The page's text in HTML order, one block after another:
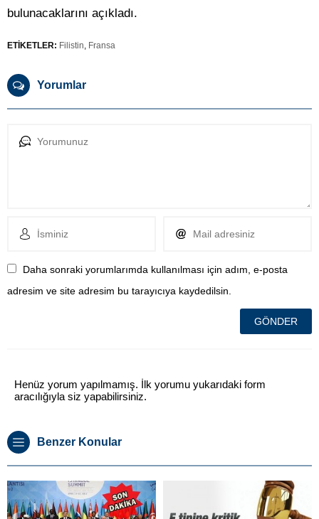
bulunacaklarını açıkladı.
ETİKETLER: Filistin, Fransa
Yorumlar
Daha sonraki yorumlarımda kullanılması için adım, e-posta
adresim ve site adresim bu tarayıcıya kaydedilsin.
Henüz yorum yapılmamış. İlk yorumu yukarıdaki form
aracılığıyla siz yapabilirsiniz.
Benzer Konular